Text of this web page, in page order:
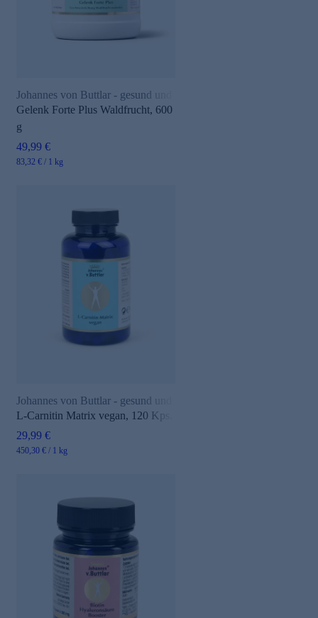
Johannes von Buttlar - gesund und aktiv
Gelenk Forte Plus Waldfrucht, 600
g
49,99 €
83,32 € / 1 kg
Johannes von Buttlar - gesund und aktiv
L-Carnitin Matrix vegan, 120 Kps.
29,99 €
450,30 € / 1 kg